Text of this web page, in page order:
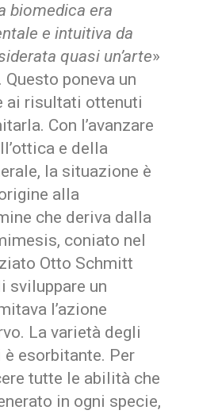
biomedica era
e intuitiva da
quasi un’arte»
poneva un
ai risultati ottenuti
Con l’avanzare
e della
la situazione è
alla
che deriva dalla
coniato nel
Otto Schmitt
sviluppare un
l’azione
La varietà degli
esorbitante. Per
tutte le abilità che
in ogni specie,